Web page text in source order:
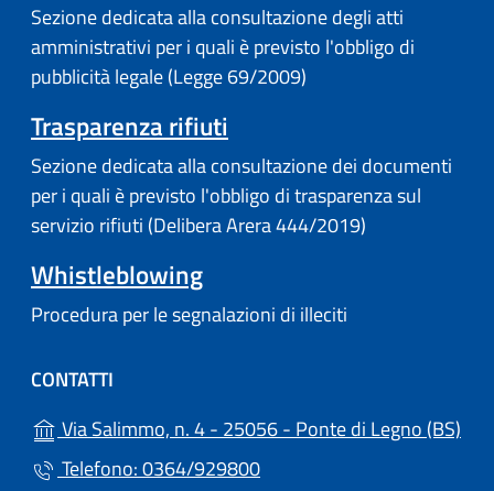
Sezione dedicata alla consultazione degli atti
amministrativi per i quali è previsto l'obbligo di
pubblicità legale (Legge 69/2009)
Trasparenza rifiuti
Sezione dedicata alla consultazione dei documenti
per i quali è previsto l'obbligo di trasparenza sul
servizio rifiuti (Delibera Arera 444/2019)
Whistleblowing
Procedura per le segnalazioni di illeciti
CONTATTI
Via Salimmo, n. 4 - 25056 - Ponte di Legno (BS)
Telefono: 0364/929800